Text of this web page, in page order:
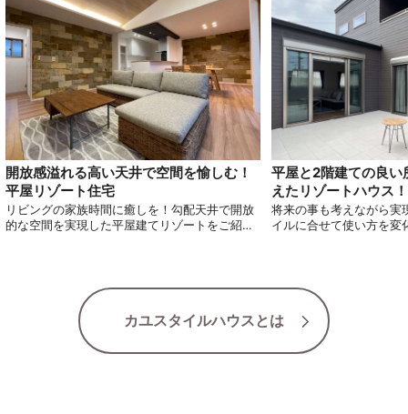
開放感溢れる高い天井で空間を愉しむ！
平屋リゾート住宅
リビングの家族時間に癒しを！勾配天井で開放
的な空間を実現した平屋建てリゾートをご紹介
平屋と2階建ての良い
えたリゾートハウス！
将来の事も考えながら実
イルに合せて使い方を変
カユスタイルハウスとは